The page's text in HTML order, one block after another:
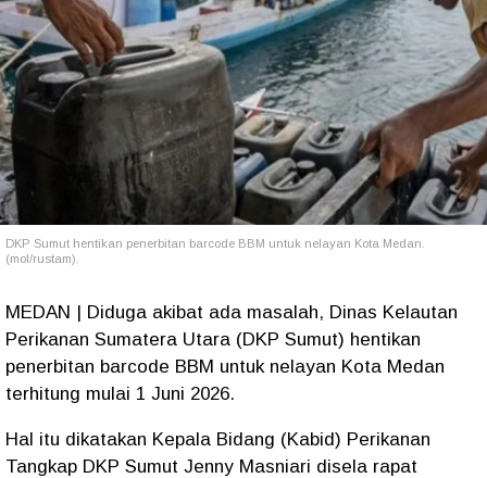
DKP Sumut hentikan penerbitan barcode BBM untuk nelayan Kota Medan.
(mol/rustam).
MEDAN | Diduga akibat ada masalah, Dinas Kelautan
Perikanan Sumatera Utara (DKP Sumut) hentikan
penerbitan barcode BBM untuk nelayan Kota Medan
terhitung mulai 1 Juni 2026.
Hal itu dikatakan Kepala Bidang (Kabid) Perikanan
Tangkap DKP Sumut Jenny Masniari disela rapat